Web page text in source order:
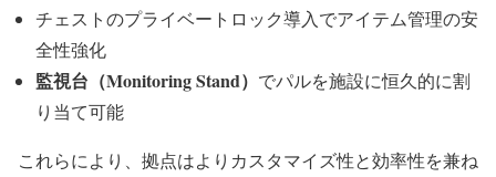
チェストのプライベートロック導入でアイテム管理の安
全性強化
監視台（Monitoring Stand） でパルを施設に恒久的に割
り当て可能
これらにより、拠点はよりカスタマイズ性と効率性を兼ね